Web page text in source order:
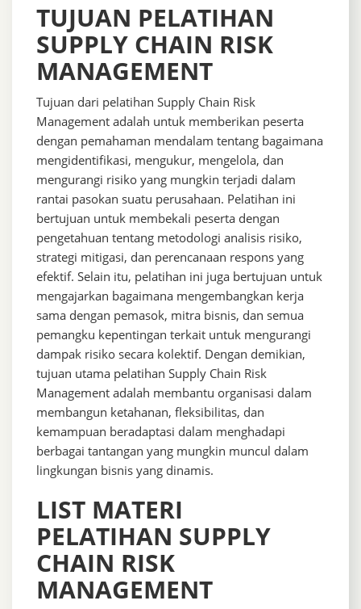
TUJUAN PELATIHAN
SUPPLY CHAIN RISK
MANAGEMENT
Tujuan dari pelatihan Supply Chain Risk
Management adalah untuk memberikan peserta
dengan pemahaman mendalam tentang bagaimana
mengidentifikasi, mengukur, mengelola, dan
mengurangi risiko yang mungkin terjadi dalam
rantai pasokan suatu perusahaan. Pelatihan ini
bertujuan untuk membekali peserta dengan
pengetahuan tentang metodologi analisis risiko,
strategi mitigasi, dan perencanaan respons yang
efektif. Selain itu, pelatihan ini juga bertujuan untuk
mengajarkan bagaimana mengembangkan kerja
sama dengan pemasok, mitra bisnis, dan semua
pemangku kepentingan terkait untuk mengurangi
dampak risiko secara kolektif. Dengan demikian,
tujuan utama pelatihan Supply Chain Risk
Management adalah membantu organisasi dalam
membangun ketahanan, fleksibilitas, dan
kemampuan beradaptasi dalam menghadapi
berbagai tantangan yang mungkin muncul dalam
lingkungan bisnis yang dinamis.
LIST MATERI
PELATIHAN SUPPLY
CHAIN RISK
MANAGEMENT